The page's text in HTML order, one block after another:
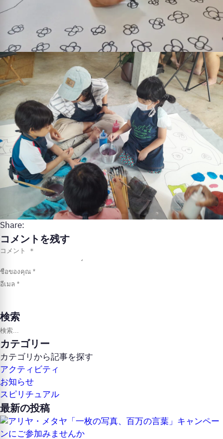
Share:
コメントを残す
検索
記事検索
カテゴリー
カテゴリから記事を探す
アクティビティ
お知らせ
スピリチュアル
最新の投稿